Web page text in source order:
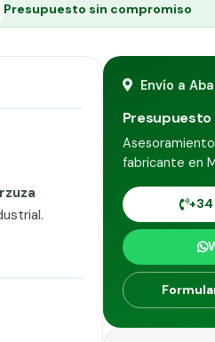
Presupuesto sin compromiso
Envío a
fabricante en
+34